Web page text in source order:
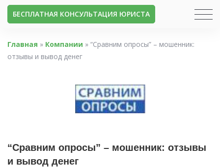
БЕСПЛАТНАЯ КОНСУЛЬТАЦИЯ ЮРИСТА
Главная » Компании » “Сравним опросы” – мошенник:
отзывы и вывод денег
“Сравним опросы” – мошенник: отзывы
и вывод денег